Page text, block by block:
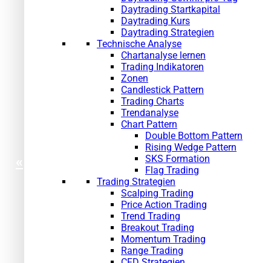
Daytrading Startkapital
Daytrading Kurs
Daytrading Strategien
Technische Analyse
Chartanalyse lernen
Trading Indikatoren
Zonen
Candlestick Pattern
Trading Charts
Trendanalyse
Chart Pattern
Double Bottom Pattern
Rising Wedge Pattern
SKS Formation
Flag Trading
Trading Strategien
Scalping Trading
Price Action Trading
Trend Trading
Breakout Trading
Momentum Trading
Range Trading